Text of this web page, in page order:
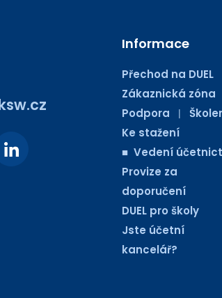
Informace
Přechod na DUEL
Zákaznická zóna
Podpora
|
Ke stažení
■ Vedení
Provize za
doporučení
DUEL pro školy
Jste účetní
kancelář?